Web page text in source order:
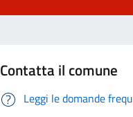
Contatta il comune
Leggi le domande